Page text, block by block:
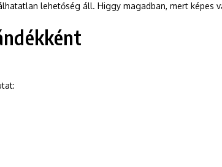
lehetőség áll. Higgy magadban, mert képes